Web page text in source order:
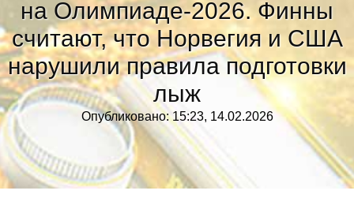
на Олимпиаде-2026. Финны
считают, что Норвегия и США
нарушили правила подготовки
лыж
Опубликовано: 15:23, 14.02.2026
Рубрики»
Правила »
»